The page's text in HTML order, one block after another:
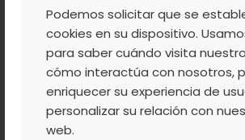
Podemos solicitar que se
cookies en su dispositivo.
para saber cuándo visita
cómo interactúa con nosotros,
enriquecer su experiencia de
personalizar su relación con
web.
PLANTAS
CABEZUELA DEL